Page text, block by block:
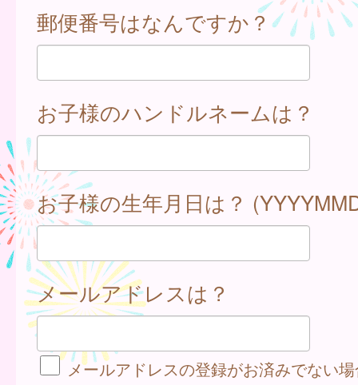
郵便番号はなんですか？
お子様のハンドルネームは？
お子様の生年月日は？
メールアドレスは？
メールアドレスの登録がお済みでない